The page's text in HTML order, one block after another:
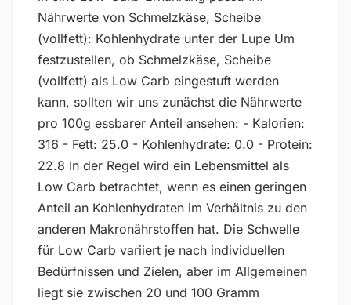
Nährwerte von Schmelzkäse, Scheibe
(vollfett): Kohlenhydrate unter der Lupe Um
festzustellen, ob Schmelzkäse, Scheibe
(vollfett) als Low Carb eingestuft werden
kann, sollten wir uns zunächst die Nährwerte
pro 100g essbarer Anteil ansehen: - Kalorien:
316 - Fett: 25.0 - Kohlenhydrate: 0.0 - Protein:
22.8 In der Regel wird ein Lebensmittel als
Low Carb betrachtet, wenn es einen geringen
Anteil an Kohlenhydraten im Verhältnis zu den
anderen Makronährstoffen hat. Die Schwelle
für Low Carb variiert je nach individuellen
Bedürfnissen und Zielen, aber im Allgemeinen
liegt sie zwischen 20 und 100 Gramm